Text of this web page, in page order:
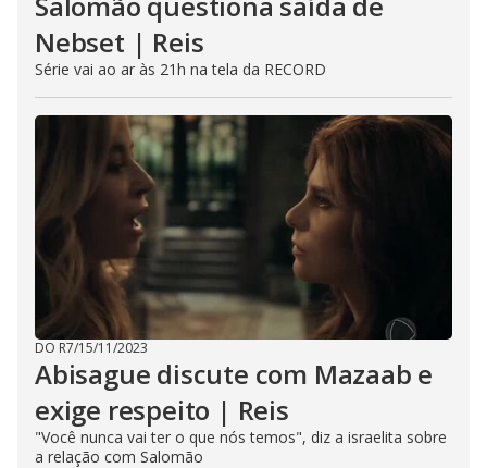
Nebset | Reis
Série vai ao ar às 21h na tela da RECORD
DO R7/15/11/2023
Abisague discute com Mazaab e
exige respeito | Reis
"Você nunca vai ter o que nós temos", diz a israelita sobre
a relação com Salomão